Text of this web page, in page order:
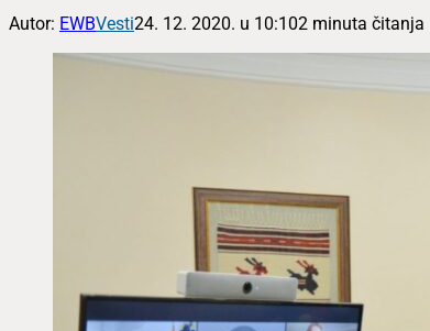
Autor: EWBVesti24. 12. 2020. u 10:102 minuta čitanja